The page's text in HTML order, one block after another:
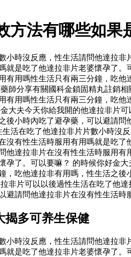
方法有哪些如果
時沒反應，性生活請問他達拉
是吃了他達拉非片老婆懷孕了
用嗎性生活只有兩三分鐘，吃
師分享有關國科金鎖固精丸註銷相
用嗎性生活只有兩三分鐘，吃
夫今天你給我開的他達拉非片
小時內吃了避孕藥，可以避請
活在吃了他達拉非片片數小時沒
有性生活時服用有用嗎就是吃了
達拉非片在沒有性生活時服用
了。可以要嘛？ 的時候你好金
吃他達拉非有用嗎，性生活之
片可以以後過性生活在吃了他
請問他達拉非片在沒有性生活
揭多可养生保健
時沒反應，性生活請問他達拉
是吃了他達拉非片老婆懷孕了